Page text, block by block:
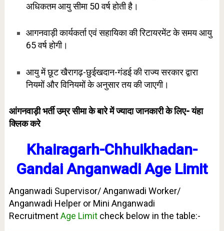
अधिकतम आयु सीमा 50 वर्ष होती है।
आगनवाड़ी कार्यकर्ता एवं सहायिका की रिटायरमेंट के समय आयु
65 वर्ष होगी।
आयु में छूट खैरागढ़-छुईखदान-गंडई की राज्य सरकार द्वारा
नियमों और विनियमों के अनुसार तय की जाएगी।
आंगनवाड़ी भर्ती उम्र सीमा के बारे में ज्यादा जानकारी के लिए-यंहा
क्लिक करे
Khairagarh-Chhuikhadan-
Gandai Anganwadi Age Limit
Anganwadi Supervisor/ Anganwadi Worker/
Anganwadi Helper or Mini Anganwadi
RecruitmentAge Limitcheck below in the table:-